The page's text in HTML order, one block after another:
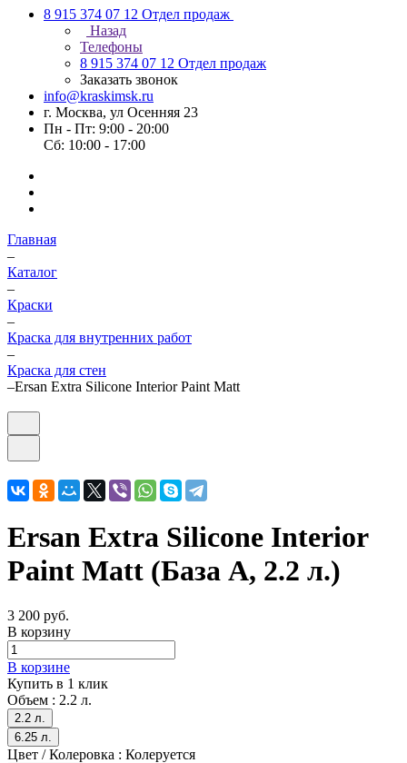
8 915 374 07 12 Отдел продаж
Назад
Телефоны
8 915 374 07 12 Отдел продаж
Заказать звонок
info@kraskimsk.ru
г. Москва, ул Осенняя 23
Пн - Пт: 9:00 - 20:00
Сб: 10:00 - 17:00
Главная
–
Каталог
–
Краски
–
Краска для внутренних работ
–
Краска для стен
–Ersan Extra Silicone Interior Paint Matt
Ersan Extra Silicone Interior
Paint Matt (База А, 2.2 л.)
3 200 руб.
В корзину
В корзине
Купить в 1 клик
Объем : 2.2 л.
2.2 л.
6.25 л.
Цвет / Колеровка : Колеруется